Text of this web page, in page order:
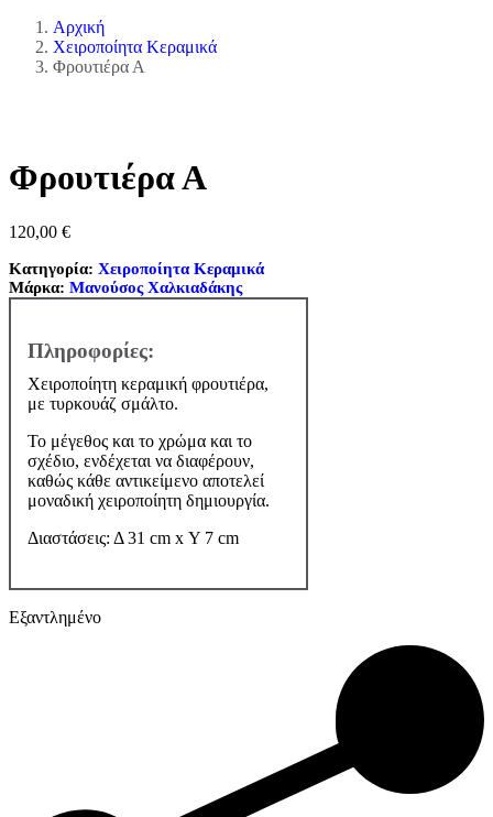
Αρχική
Χειροποίητα Κεραμικά
Φρουτιέρα Α
Φρουτιέρα Α
120,00 €
Κατηγορία: Χειροποίητα Κεραμικά
Μάρκα: Μανούσος Χαλκιαδάκης
Χειροποίητη κεραμική φρουτιέρα,
με τυρκουάζ σμάλτο.
Το μέγεθος και το χρώμα και το
σχέδιο, ενδέχεται να διαφέρουν,
καθώς κάθε αντικείμενο αποτελεί
μοναδική χειροποίητη δημιουργία.
Διαστάσεις: Δ 31 cm x Υ 7 cm
Εξαντλημένο